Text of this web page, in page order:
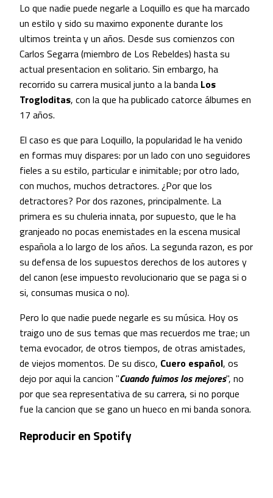
Lo que nadie puede negarle a Loquillo es que ha marcado
un estilo y sido su maximo exponente durante los
ultimos treinta y un años. Desde sus comienzos con
Carlos Segarra (miembro de Los Rebeldes) hasta su
actual presentacion en solitario. Sin embargo, ha
recorrido su carrera musical junto a la banda Los
Trogloditas, con la que ha publicado catorce álbumes en
17 años.
El caso es que para Loquillo, la popularidad le ha venido
en formas muy dispares: por un lado con uno seguidores
fieles a su estilo, particular e inimitable; por otro lado,
con muchos, muchos detractores. ¿Por que los
detractores? Por dos razones, principalmente. La
primera es su chuleria innata, por supuesto, que le ha
granjeado no pocas enemistades en la escena musical
española a lo largo de los años. La segunda razon, es por
su defensa de los supuestos derechos de los autores y
del canon (ese impuesto revolucionario que se paga si o
si, consumas musica o no).
Pero lo que nadie puede negarle es su música. Hoy os
traigo uno de sus temas que mas recuerdos me trae; un
tema evocador, de otros tiempos, de otras amistades,
de viejos momentos. De su disco, Cuero español, os
dejo por aqui la cancion "Cuando fuimos los mejores", no
por que sea representativa de su carrera, si no porque
fue la cancion que se gano un hueco en mi banda sonora.
Reproducir en Spotify